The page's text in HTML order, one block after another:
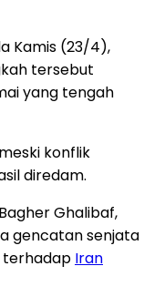
Kamis (23/4),
tersebut
yang tengah
konflik
diredam.
Ghalibaf,
gencatan senjata
terhadap Iran